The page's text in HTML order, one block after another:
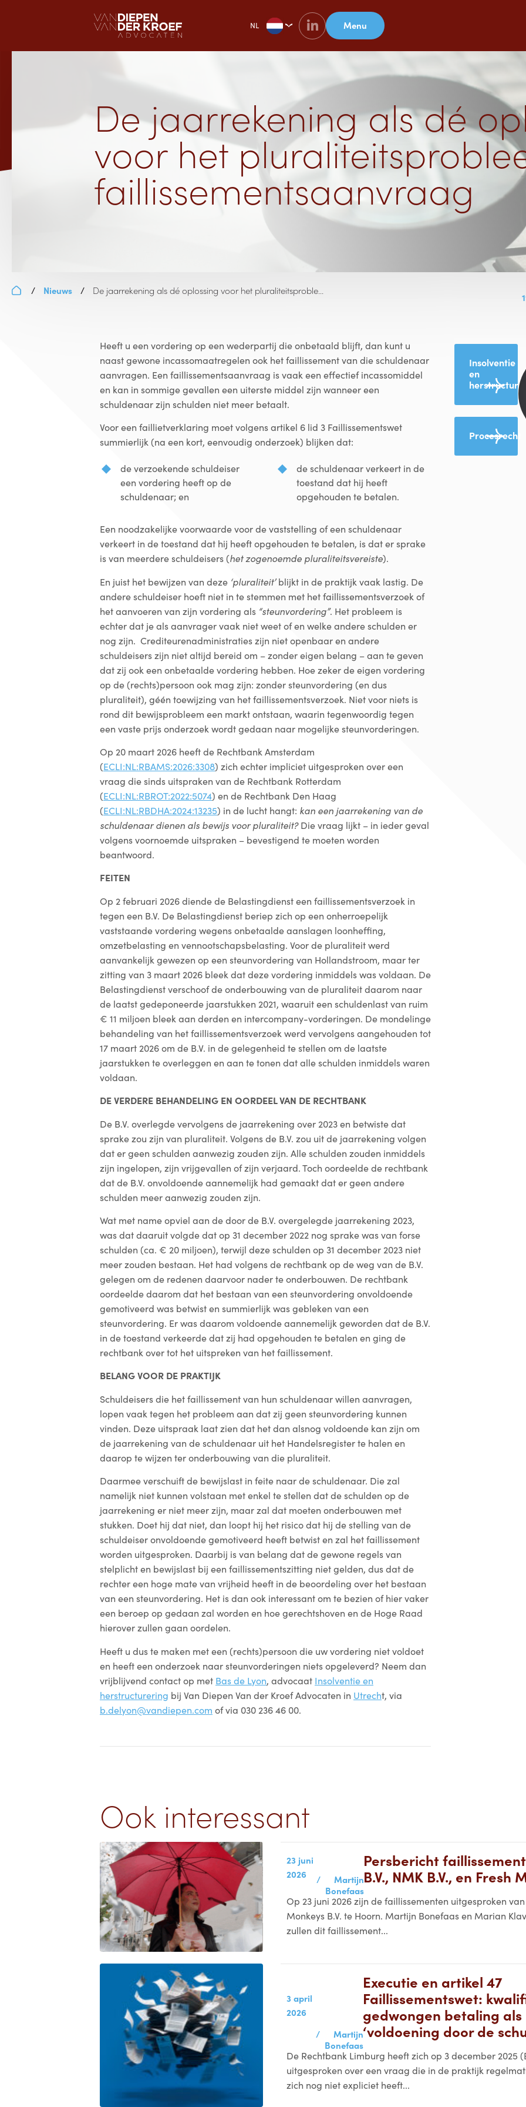
NL Menu
De jaarrekening als dé
voor het
faillissementsaanvraag
/ Nieuws / De jaarrekening als dé oplossing voor het pluraliteitsproble…
Heeft u een vordering op een wederpartij die onbetaald blijft, dan kunt u
naast gewone incassomaatregelen ook het faillissement van die schuldenaar
aanvragen. Een faillissementsaanvraag is vaak een effectief incassomiddel
en kan in sommige gevallen een uiterste middel zijn wanneer een
schuldenaar zijn schulden niet meer betaalt.
Voor een faillietverklaring moet volgens artikel 6 lid 3 Faillissementswet
summierlijk (na een kort, eenvoudig onderzoek) blijken dat:
de verzoekende schuldeiser
een vordering heeft op de
schuldenaar; en
de schuldenaar verkeert in de
toestand dat hij heeft
opgehouden te betalen.
Een noodzakelijke voorwaarde voor de vaststelling of een schuldenaar
verkeert in de toestand dat hij heeft opgehouden te betalen, is dat er sprake
is van meerdere schuldeisers (het zogenoemde pluraliteitsvereiste).
En juist het bewijzen van deze ‘pluraliteit’blijkt in de praktijk vaak lastig. De
andere schuldeiser hoeft niet in te stemmen met het faillissementsverzoek of
het aanvoeren van zijn vordering als “steunvordering”. Het probleem is
echter dat je als aanvrager vaak niet weet of en welke andere schulden er
nog zijn. Crediteurenadministraties zijn niet openbaar en andere
schuldeisers zijn niet altijd bereid om – zonder eigen belang – aan te geven
dat zij ook een onbetaalde vordering hebben. Hoe zeker de eigen vordering
op de (rechts)persoon ook mag zijn: zonder steunvordering (en dus
pluraliteit), géén toewijzing van het faillissementsverzoek. Niet voor niets is
rond dit bewijsprobleem een markt ontstaan, waarin tegenwoordig tegen
een vaste prijs onderzoek wordt gedaan naar mogelijke steunvorderingen.
Op 20 maart 2026 heeft de Rechtbank Amsterdam
(ECLI:NL:RBAMS:2026:3308) zich echter impliciet uitgesproken over een
vraag die sinds uitspraken van de Rechtbank Rotterdam
(ECLI:NL:RBROT:2022:5074) en de Rechtbank Den Haag
(ECLI:NL:RBDHA:2024:13235) in de lucht hangt: kan een jaarrekening van de
schuldenaar dienen als bewijs voor pluraliteit?Die vraag lijkt – in ieder geval
volgens voornoemde uitspraken – bevestigend te moeten worden
beantwoord.
FEITEN
Op 2 februari 2026 diende de Belastingdienst een faillissementsverzoek in
tegen een B.V. De Belastingdienst beriep zich op een onherroepelijk
vaststaande vordering wegens onbetaalde aanslagen loonheffing,
omzetbelasting en vennootschapsbelasting. Voor de pluraliteit werd
aanvankelijk gewezen op een steunvordering van Hollandstroom, maar ter
zitting van 3 maart 2026 bleek dat deze vordering inmiddels was voldaan. De
Belastingdienst verschoof de onderbouwing van de pluraliteit daarom naar
de laatst gedeponeerde jaarstukken 2021, waaruit een schuldenlast van ruim
€ 11 miljoen bleek aan derden en intercompany-vorderingen. De mondelinge
behandeling van het faillissementsverzoek werd vervolgens aangehouden tot
17 maart 2026 om de B.V. in de gelegenheid te stellen om de laatste
jaarstukken te overleggen en aan te tonen dat alle schulden inmiddels waren
voldaan.
DE VERDERE BEHANDELING EN OORDEEL VAN DE RECHTBANK
De B.V. overlegde vervolgens de jaarrekening over 2023 en betwiste dat
sprake zou zijn van pluraliteit. Volgens de B.V. zou uit de jaarrekening volgen
dat er geen schulden aanwezig zouden zijn. Alle schulden zouden inmiddels
zijn ingelopen, zijn vrijgevallen of zijn verjaard. Toch oordeelde de rechtbank
dat de B.V. onvoldoende aannemelijk had gemaakt dat er geen andere
schulden meer aanwezig zouden zijn.
Wat met name opviel aan de door de B.V. overgelegde jaarrekening 2023,
was dat daaruit volgde dat op 31 december 2022 nog sprake was van forse
schulden (ca. € 20 miljoen), terwijl deze schulden op 31 december 2023 niet
meer zouden bestaan. Het had volgens de rechtbank op de weg van de B.V.
gelegen om de redenen daarvoor nader te onderbouwen. De rechtbank
oordeelde daarom dat het bestaan van een steunvordering onvoldoende
gemotiveerd was betwist en summierlijk was gebleken van een
steunvordering. Er was daarom voldoende aannemelijk geworden dat de B.V.
in de toestand verkeerde dat zij had opgehouden te betalen en ging de
rechtbank over tot het uitspreken van het faillissement.
BELANG VOOR DE PRAKTIJK
Schuldeisers die het faillissement van hun schuldenaar willen aanvragen,
lopen vaak tegen het probleem aan dat zij geen steunvordering kunnen
vinden. Deze uitspraak laat zien dat het dan alsnog voldoende kan zijn om
de jaarrekening van de schuldenaar uit het Handelsregister te halen en
daarop te wijzen ter onderbouwing van die pluraliteit.
Daarmee verschuift de bewijslast in feite naar de schuldenaar. Die zal
namelijk niet kunnen volstaan met enkel te stellen dat de schulden op de
jaarrekening er niet meer zijn, maar zal dat moeten onderbouwen met
stukken. Doet hij dat niet, dan loopt hij het risico dat hij de stelling van de
schuldeiser onvoldoende gemotiveerd heeft betwist en zal het faillissement
worden uitgesproken. Daarbij is van belang dat de gewone regels van
stelplicht en bewijslast bij een faillissementszitting niet gelden, dus dat de
rechter een hoge mate van vrijheid heeft in de beoordeling over het bestaan
van een steunvordering. Het is dan ook interessant om te bezien of hier vaker
een beroep op gedaan zal worden en hoe gerechtshoven en de Hoge Raad
hierover zullen gaan oordelen.
Heeft u dus te maken met een (rechts)persoon die uw vordering niet voldoet
en heeft een onderzoek naar steunvorderingen niets opgeleverd? Neem dan
vrijblijvend contact op met Bas de Lyon, advocaat Insolventie en
herstructurering bij Van Diepen Van der Kroef Advocaten in Utrecht, via
b.delyon@vandiepen.com of via 030 236 46 00.
Insolventie
en
Procesrecht
Ook interessant
23 juni
2026
/
Martijn
Bonefaas
Persbericht
B.V., NMK B.V., en Fresh
Op 23 juni 2026 zijn de faillissementen uitgesproken van
Monkeys B.V. te Hoorn. Martijn Bonefaas en Marian
zullen dit faillissement...
3 april
2026
/
Martijn
Bonefaas
Executie en artikel 47
Faillissementswet:
gedwongen betaling als
‘voldoening door de
De Rechtbank Limburg heeft zich op 3 december 2025
uitgesproken over een vraag die in de praktijk
zich nog niet expliciet heeft...